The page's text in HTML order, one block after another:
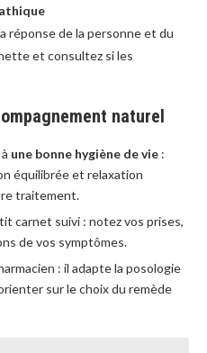
réponse de la personne et du
et consultez si les
naturel
une bonne hygiène de vie :
équilibrée et relaxation
traitement.
carnet suivi : notez vos prises,
de vos symptômes.
: il adapte la posologie
sur le choix du remède